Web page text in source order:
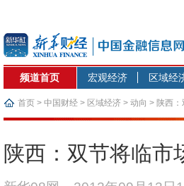
频道首页 宏观经济 区域经
首页 > 中国财经 > 区域经济 > 动向 > 陕西
陕西：双节将临市